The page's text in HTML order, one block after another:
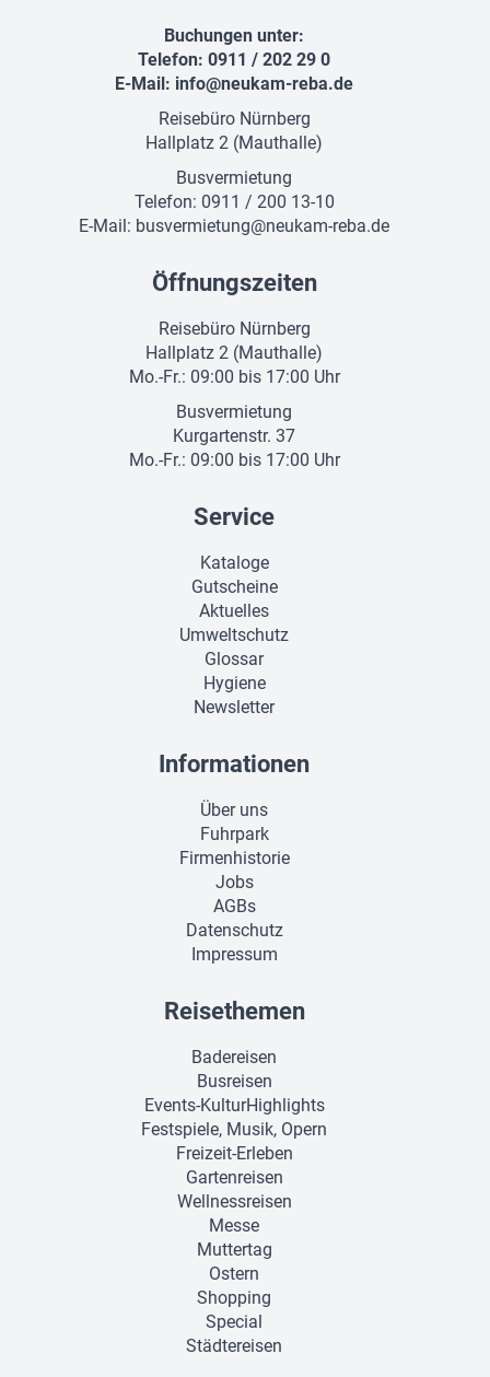
Buchungen unter:
Telefon: 0911 / 202 29 0
E-Mail: info@neukam-reba.de
Reisebüro Nürnberg
Hallplatz 2 (Mauthalle)
Busvermietung
Telefon: 0911 / 200 13-10
E-Mail: busvermietung@neukam-reba.de
Öffnungszeiten
Reisebüro Nürnberg
Hallplatz 2 (Mauthalle)
Mo.-Fr.: 09:00 bis 17:00 Uhr
Busvermietung
Kurgartenstr. 37
Mo.-Fr.: 09:00 bis 17:00 Uhr
Service
Kataloge
Gutscheine
Aktuelles
Umweltschutz
Glossar
Hygiene
Newsletter
Informationen
Über uns
Fuhrpark
Firmenhistorie
Jobs
AGBs
Datenschutz
Impressum
Reisethemen
Badereisen
Busreisen
Events-KulturHighlights
Festspiele, Musik, Opern
Freizeit-Erleben
Gartenreisen
Wellnessreisen
Messe
Muttertag
Ostern
Shopping
Special
Städtereisen